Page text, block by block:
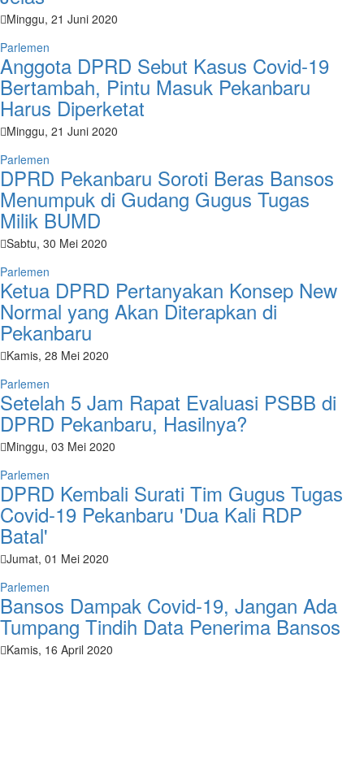
Minggu, 21 Juni 2020
Parlemen
Anggota DPRD Sebut Kasus Covid-19
Bertambah, Pintu Masuk Pekanbaru
Harus Diperketat
Minggu, 21 Juni 2020
Parlemen
DPRD Pekanbaru Soroti Beras Bansos
Menumpuk di Gudang Gugus Tugas
Milik BUMD
Sabtu, 30 Mei 2020
Parlemen
Ketua DPRD Pertanyakan Konsep New
Normal yang Akan Diterapkan di
Pekanbaru
Kamis, 28 Mei 2020
Parlemen
Setelah 5 Jam Rapat Evaluasi PSBB di
DPRD Pekanbaru, Hasilnya?
Minggu, 03 Mei 2020
Parlemen
DPRD Kembali Surati Tim Gugus Tugas
Covid-19 Pekanbaru 'Dua Kali RDP
Batal'
Jumat, 01 Mei 2020
Parlemen
Bansos Dampak Covid-19, Jangan Ada
Tumpang Tindih Data Penerima Bansos
Kamis, 16 April 2020